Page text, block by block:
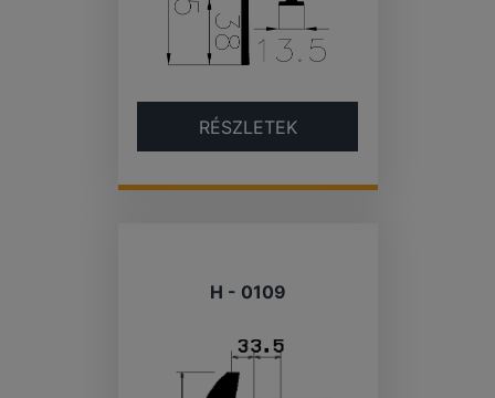
RÉSZLETEK
H - 0109